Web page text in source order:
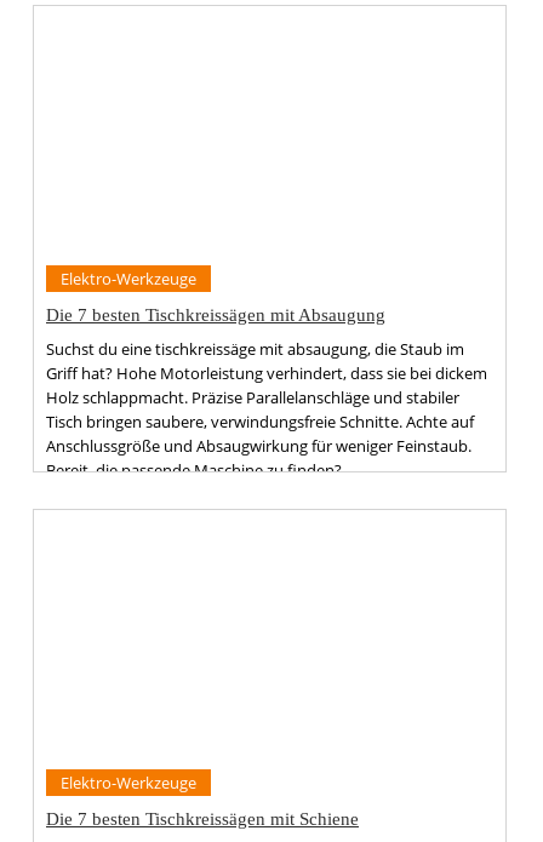
Elektro-Werkzeuge
Die 7 besten Tischkreissägen mit Absaugung
Suchst du eine tischkreissäge mit absaugung, die Staub im
Griff hat? Hohe Motorleistung verhindert, dass sie bei dickem
Holz schlappmacht. Präzise Parallelanschläge und stabiler
Tisch bringen saubere, verwindungsfreie Schnitte. Achte auf
Anschlussgröße und Absaugwirkung für weniger Feinstaub.
Bereit, die passende Maschine zu finden?
Elektro-Werkzeuge
Die 7 besten Tischkreissägen mit Schiene